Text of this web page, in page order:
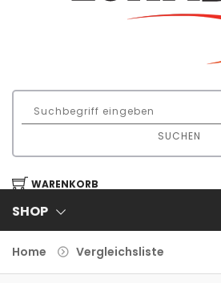
SUCHEN
WARENKORB
SHOP
Home Vergleichsliste